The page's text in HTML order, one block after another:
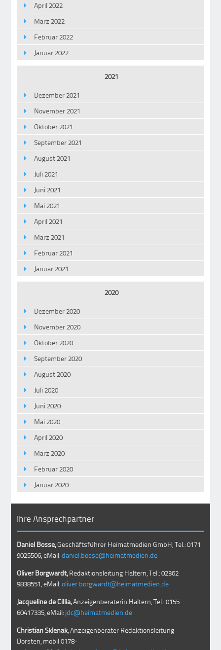
April 2022
März 2022
Februar 2022
Januar 2022
2021
Dezember 2021
November 2021
Oktober 2021
September 2021
August 2021
Juli 2021
Juni 2021
Mai 2021
April 2021
März 2021
Februar 2021
Januar 2021
2020
Dezember 2020
November 2020
Oktober 2020
September 2020
August 2020
Juli 2020
Juni 2020
Mai 2020
April 2020
März 2020
Februar 2020
Januar 2020
Ihre Ansprechpartner
Daniel Bosse,Geschäftsführer Heimatmedien GmbH, Tel.: 0171
9025506, eMail:daniel.bosse@heimatmedien.de
Oliver Borgwardt,Redaktionsleitung Haltern, Tel.: 02362
9838551, eMail:oliver.borgwardt@heimatmedien.de
Jacqueline de Cillia,Anzeigenberaterin Haltern, Tel.: 0155
60417335, eMail: jdc@heimatmedien.de
Christian Sklenak, Anzeigenberater Redaktionsleitung
Dorsten, mobil0178-